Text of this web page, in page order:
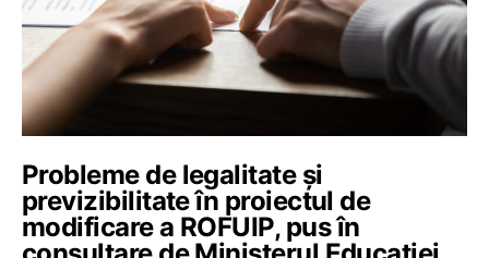
Probleme de legalitate și
previzibilitate în proiectul de
modificare a ROFUIP, pus în